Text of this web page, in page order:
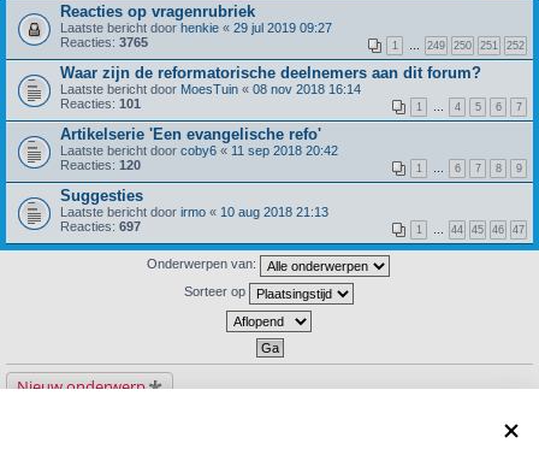
Reacties op vragenrubriek
Laatste bericht door henkie « 29 jul 2019 09:27
Reacties: 3765 1 249 250 251 252
Waar zijn de reformatorische deelnemers aan dit forum?
Laatste bericht door MoesTuin « 08 nov 2018 16:14
Reacties: 101 1 4 5 6 7
Artikelserie 'Een evangelische refo'
Laatste bericht door coby6 « 11 sep 2018 20:42
Reacties: 120 1 6 7 8 9
Suggesties
Laatste bericht door irmo « 10 aug 2018 21:13
Reacties: 697 1 44 45 46 47
Onderwerpen van:
Sorteer op
Nieuw onderwerp